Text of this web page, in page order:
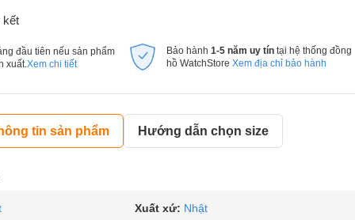
kết
đầu tiên nếu sản phẩm
xuất. Xem chi tiết
Bảo hành 1-5 năm uy tín tại hệ thống đồng
hồ WatchStore Xem địa chỉ bảo hành
tin sản phẩm Hướng dẫn chọn size
Xuất xứ: Nhật